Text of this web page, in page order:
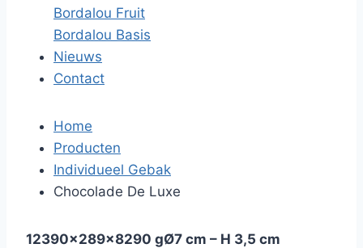
Bordalou Fruit
Bordalou Basis
Nieuws
Contact
Home
Producten
Individueel Gebak
Chocolade De Luxe
12390x289x8290 gØ7 cm – H 3,5 cm